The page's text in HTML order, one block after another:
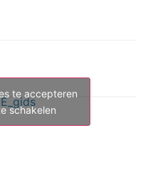
te accepteren
schakelen